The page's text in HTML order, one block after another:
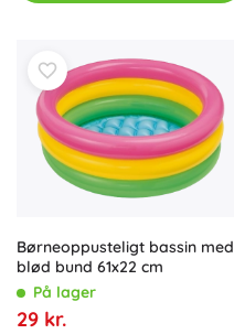
Børneoppusteligt bassin med
blød bund 61x22 cm
På lager
29 kr.